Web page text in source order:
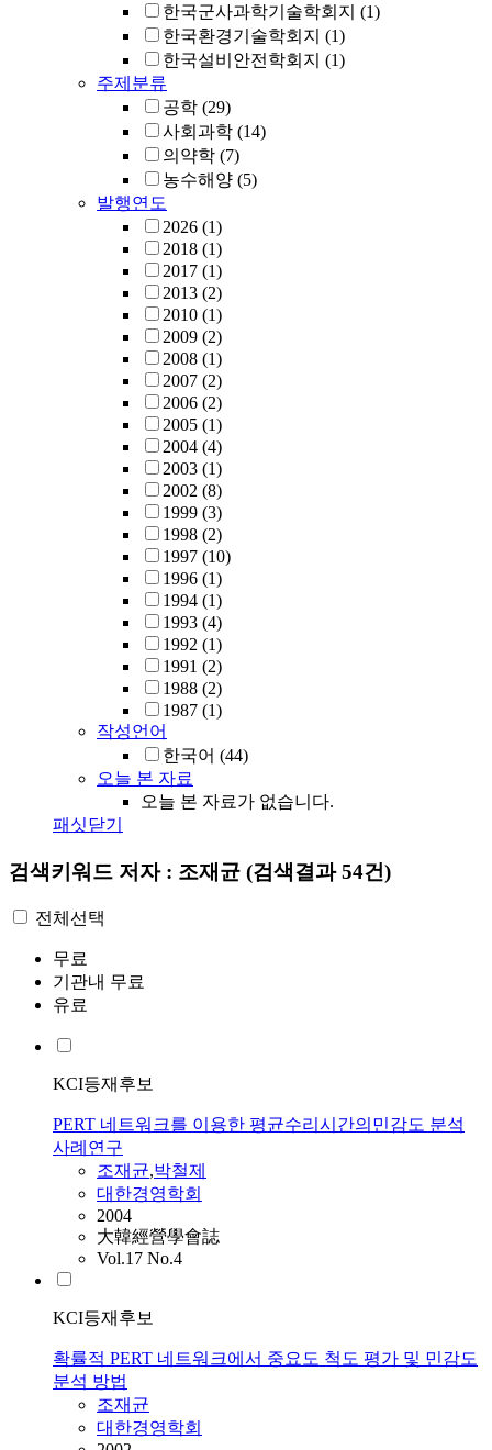
한국군사과학기술학회지 (1)
한국환경기술학회지 (1)
한국설비안전학회지 (1)
주제분류
공학 (29)
사회과학 (14)
의약학 (7)
농수해양 (5)
발행연도
2026 (1)
2018 (1)
2017 (1)
2013 (2)
2010 (1)
2009 (2)
2008 (1)
2007 (2)
2006 (2)
2005 (1)
2004 (4)
2003 (1)
2002 (8)
1999 (3)
1998 (2)
1997 (10)
1996 (1)
1994 (1)
1993 (4)
1992 (1)
1991 (2)
1988 (2)
1987 (1)
작성언어
한국어 (44)
오늘 본 자료
오늘 본 자료가 없습니다.
패싯닫기
검색키워드 저자 : 조재균 (검색결과 54건)
전체선택
무료
기관내 무료
유료
KCI등재후보
PERT 네트워크를 이용한 평균수리시간의민감도 분석
사례연구
조재균,박철제
대한경영학회
2004
大韓經營學會誌
Vol.17 No.4
KCI등재후보
확률적 PERT 네트워크에서 중요도 척도 평가 및 민감도
분석 방법
조재균
대한경영학회